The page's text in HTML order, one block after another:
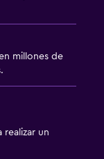
millones de
realizar un